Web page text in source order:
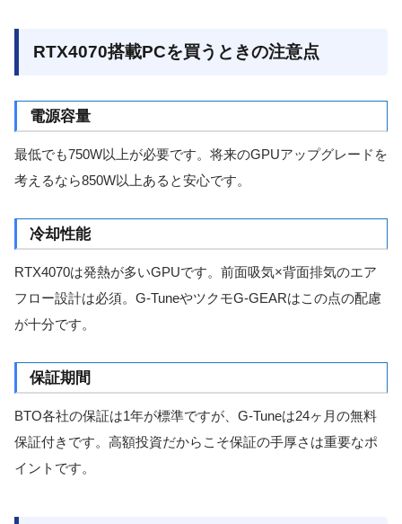
RTX4070搭載PCを買うときの注意点
電源容量
最低でも750W以上が必要です。将来のGPUアップグレードを
考えるなら850W以上あると安心です。
冷却性能
RTX4070は発熱が多いGPUです。前面吸気×背面排気のエア
フロー設計は必須。G-TuneやツクモG-GEARはこの点の配慮
が十分です。
保証期間
BTO各社の保証は1年が標準ですが、G-Tuneは24ヶ月の無料
保証付きです。高額投資だからこそ保証の手厚さは重要なポ
イントです。